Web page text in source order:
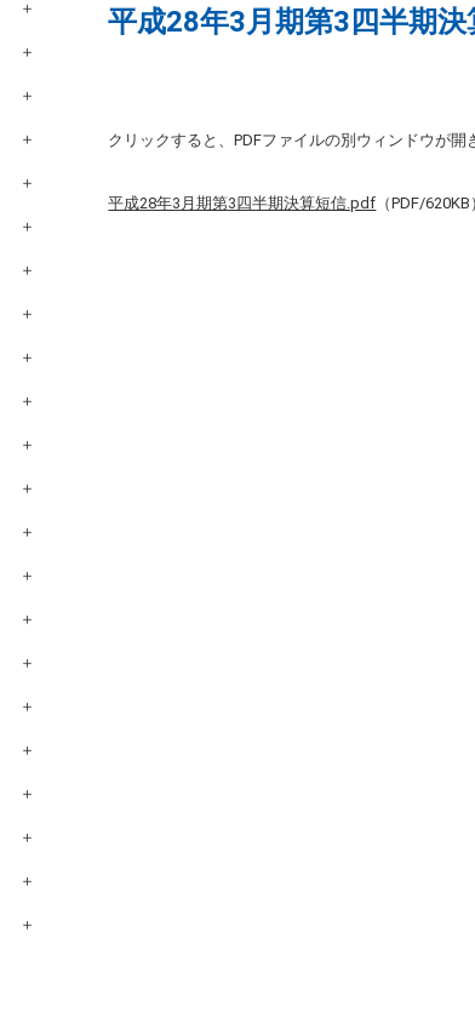
平成28年3月期第3四半期決
クリックすると、PDFファイルの別ウィンドウが開
平成28年3月期第3四半期決算短信.pdf （PDF/620KB